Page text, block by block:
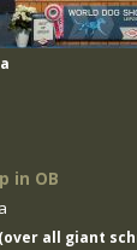
in OB
(over all giant